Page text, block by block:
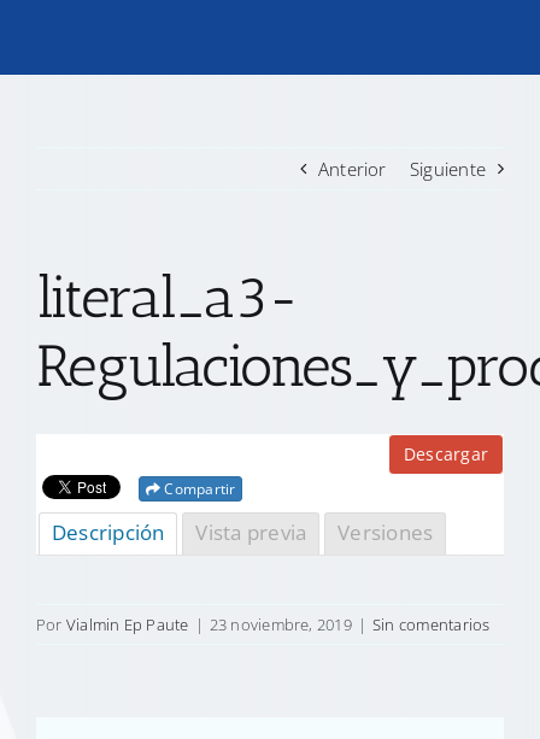
TRANSPARENCIA
CONTACTO
Anterior Siguiente
literal_a3-
Descargar
Compartir
Descripción Vista previa Versiones
Por Vialmin Ep Paute | 23 noviembre, 2019 | Sin comentarios